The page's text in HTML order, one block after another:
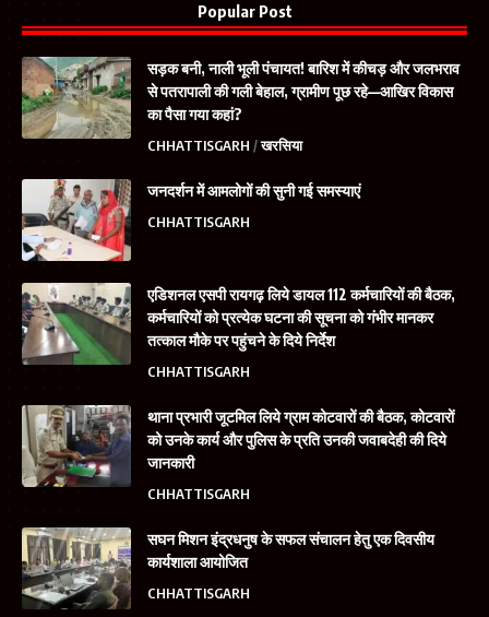
Popular Post
सड़क बनी, नाली भूली पंचायत! बारिश में कीचड़ और जलभराव
से पतरापाली की गली बेहाल, ग्रामीण पूछ रहे—आखिर विकास
का पैसा गया कहां?
CHHATTISGARH खरसिया
जनदर्शन में आमलोगों की सुनी गई समस्याएं
CHHATTISGARH
एडिशनल एसपी रायगढ़ लिये डायल 112 कर्मचारियों की बैठक,
कर्मचारियों को प्रत्येक घटना की सूचना को गंभीर मानकर
तत्काल मौके पर पहुंचने के दिये निर्देश
CHHATTISGARH
थाना प्रभारी जूटमिल लिये ग्राम कोटवारों की बैठक, कोटवारों
को उनके कार्य और पुलिस के प्रति उनकी जवाबदेही की दिये
जानकारी
CHHATTISGARH
सघन मिशन इंद्रधनुष के सफल संचालन हेतु एक दिवसीय
कार्यशाला आयोजित
CHHATTISGARH